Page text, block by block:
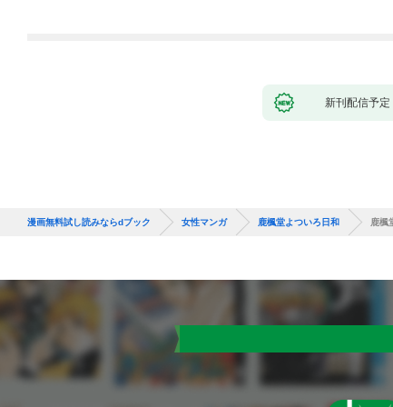
新刊配信予定
漫画無料試し読みならdブック 女性マンガ 鹿楓堂よついろ日和 鹿楓